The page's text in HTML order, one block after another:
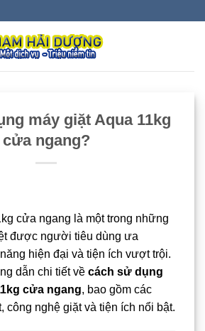
máy giặt Aqua 11kg
cửa ngang?
cửa ngang là một trong những
được người tiêu dùng ưa
hiện đại và tiện ích vượt trội.
dẫn chi tiết về cách sử dụng
cửa ngang, bao gồm các
công nghệ giặt và tiện ích nổi bật.